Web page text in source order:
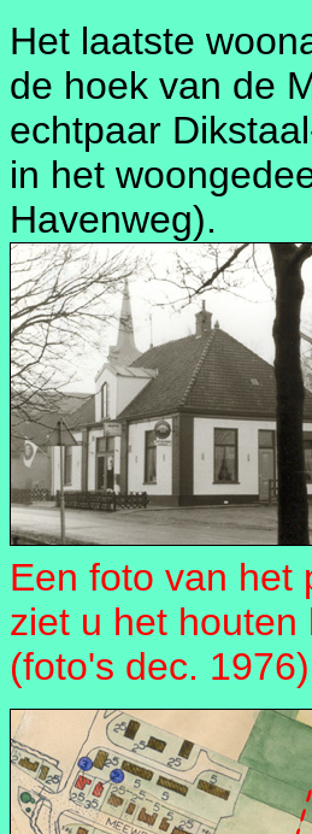
Het laatste
de hoek van de
echtpaar
in het
Havenweg).
Een foto van het
ziet u het
(foto's dec.